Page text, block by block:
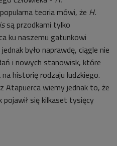
teoria mówi, że H.
są przodkami tylko
ku naszemu gatunkowi
było naprawdę, ciągle nie
i nowych stanowisk, które
historię rodzaju ludzkiego.
Atapuerca wiemy jednak to, że
pojawił się kilkaset tysięcy